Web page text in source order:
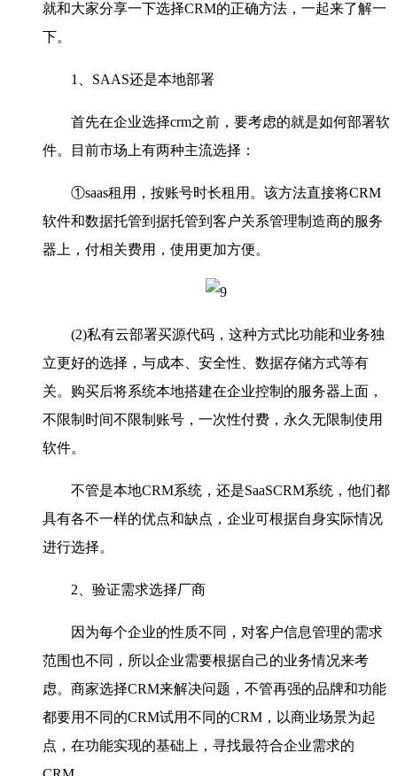
就和大家分享一下选择CRM的正确方法，一起来了解一
下。
1、SAAS还是本地部署
首先在企业选择crm之前，要考虑的就是如何部署软
件。目前市场上有两种主流选择：
①saas租用，按账号时长租用。该方法直接将CRM
软件和数据托管到据托管到客户关系管理制造商的服务
器上，付相关费用，使用更加方便。
(2)私有云部署买源代码，这种方式比功能和业务独
立更好的选择，与成本、安全性、数据存储方式等有
关。购买后将系统本地搭建在企业控制的服务器上面，
不限制时间不限制账号，一次性付费，永久无限制使用
软件。
不管是本地CRM系统，还是SaaSCRM系统，他们都
具有各不一样的优点和缺点，企业可根据自身实际情况
进行选择。
2、验证需求选择厂商
因为每个企业的性质不同，对客户信息管理的需求
范围也不同，所以企业需要根据自己的业务情况来考
虑。商家选择CRM来解决问题，不管再强的品牌和功能
都要用不同的CRM试用不同的CRM，以商业场景为起
点，在功能实现的基础上，寻找最符合企业需求的